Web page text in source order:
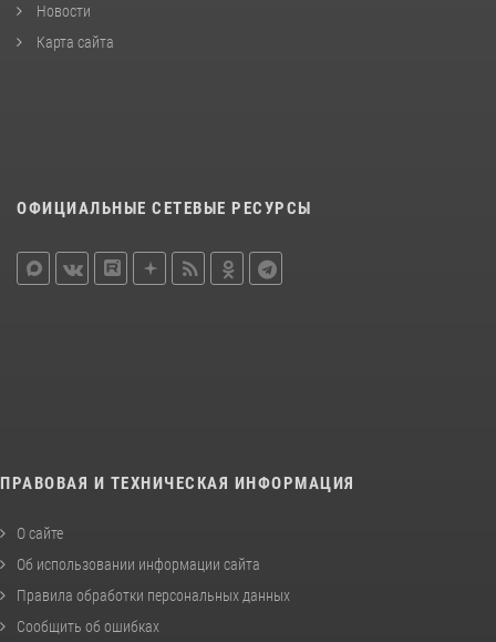
Новости
Карта сайта
ОФИЦИАЛЬНЫЕ СЕТЕВЫЕ РЕСУРСЫ
ПРАВОВАЯ И ТЕХНИЧЕСКАЯ ИНФОРМАЦИЯ
О сайте
Об использовании информации сайта
Правила обработки персональных данных
Сообщить об ошибках